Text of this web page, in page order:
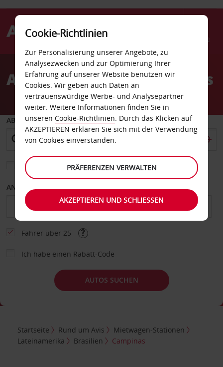
Menü
AvisAutovermietung Campinas
ABHOLEN VON
Eine andere Rückgabestation auswählen
ANFANGSDATUM
Fahrer über 25
Ich habe einen Rabatt-Code
AUTOS SUCHEN
Startseite Rund um Avis
Mietwagen-Stationen
Lateinamerika
Brasilien Campinas
Cookie-Richtlinien
Zur Personalisierung unserer Angebote, zu
Analysezwecken und zur Optimierung Ihrer
Erfahrung auf unserer Website benutzen wir
Cookies. Wir geben auch Daten an
vertrauenswürdige Werbe- und Analysepartner
weiter. Weitere Informationen finden Sie in
unseren Cookie-Richtlinien. Durch das Klicken auf
AKZEPTIEREN erklären Sie sich mit der Verwendung
von Cookies einverstanden.
PRÄFERENZEN VERWALTEN
AKZEPTIEREN UND SCHLIESSEN